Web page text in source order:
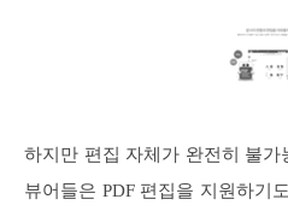
하지만 편집 자체가 완전히 불가
뷰어들은 PDF 편집을 지원하기